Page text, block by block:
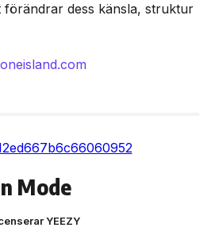
förändrar dess känsla, struktur
Mode
YEEZY